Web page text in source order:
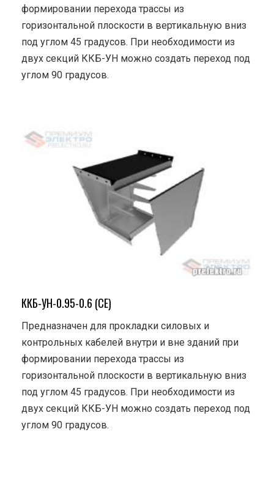
формировании перехода трассы из
горизонтальной плоскости в вертикальную вниз
под углом 45 градусов. При необходимости из
двух секций ККБ-УН можно создать переход под
углом 90 градусов.
ККБ-УН-0.95-0.6 (СЕ)
Предназначен для прокладки силовых и
контрольных кабелей внутри и вне зданий при
формировании перехода трассы из
горизонтальной плоскости в вертикальную вниз
под углом 45 градусов. При необходимости из
двух секций ККБ-УН можно создать переход под
углом 90 градусов.